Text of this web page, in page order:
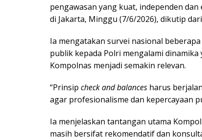
pengawasan yang kuat, independen
di Jakarta, Minggu (7/6/2026), dikutip dari
Ia mengatakan survei nasional
publik kepada Polri mengalami
Kompolnas menjadi semakin relevan.
“Prinsip check and balances harus
agar profesionalisme dan kepercayaan
Ia menjelaskan tantangan utama
masih bersifat rekomendatif dan